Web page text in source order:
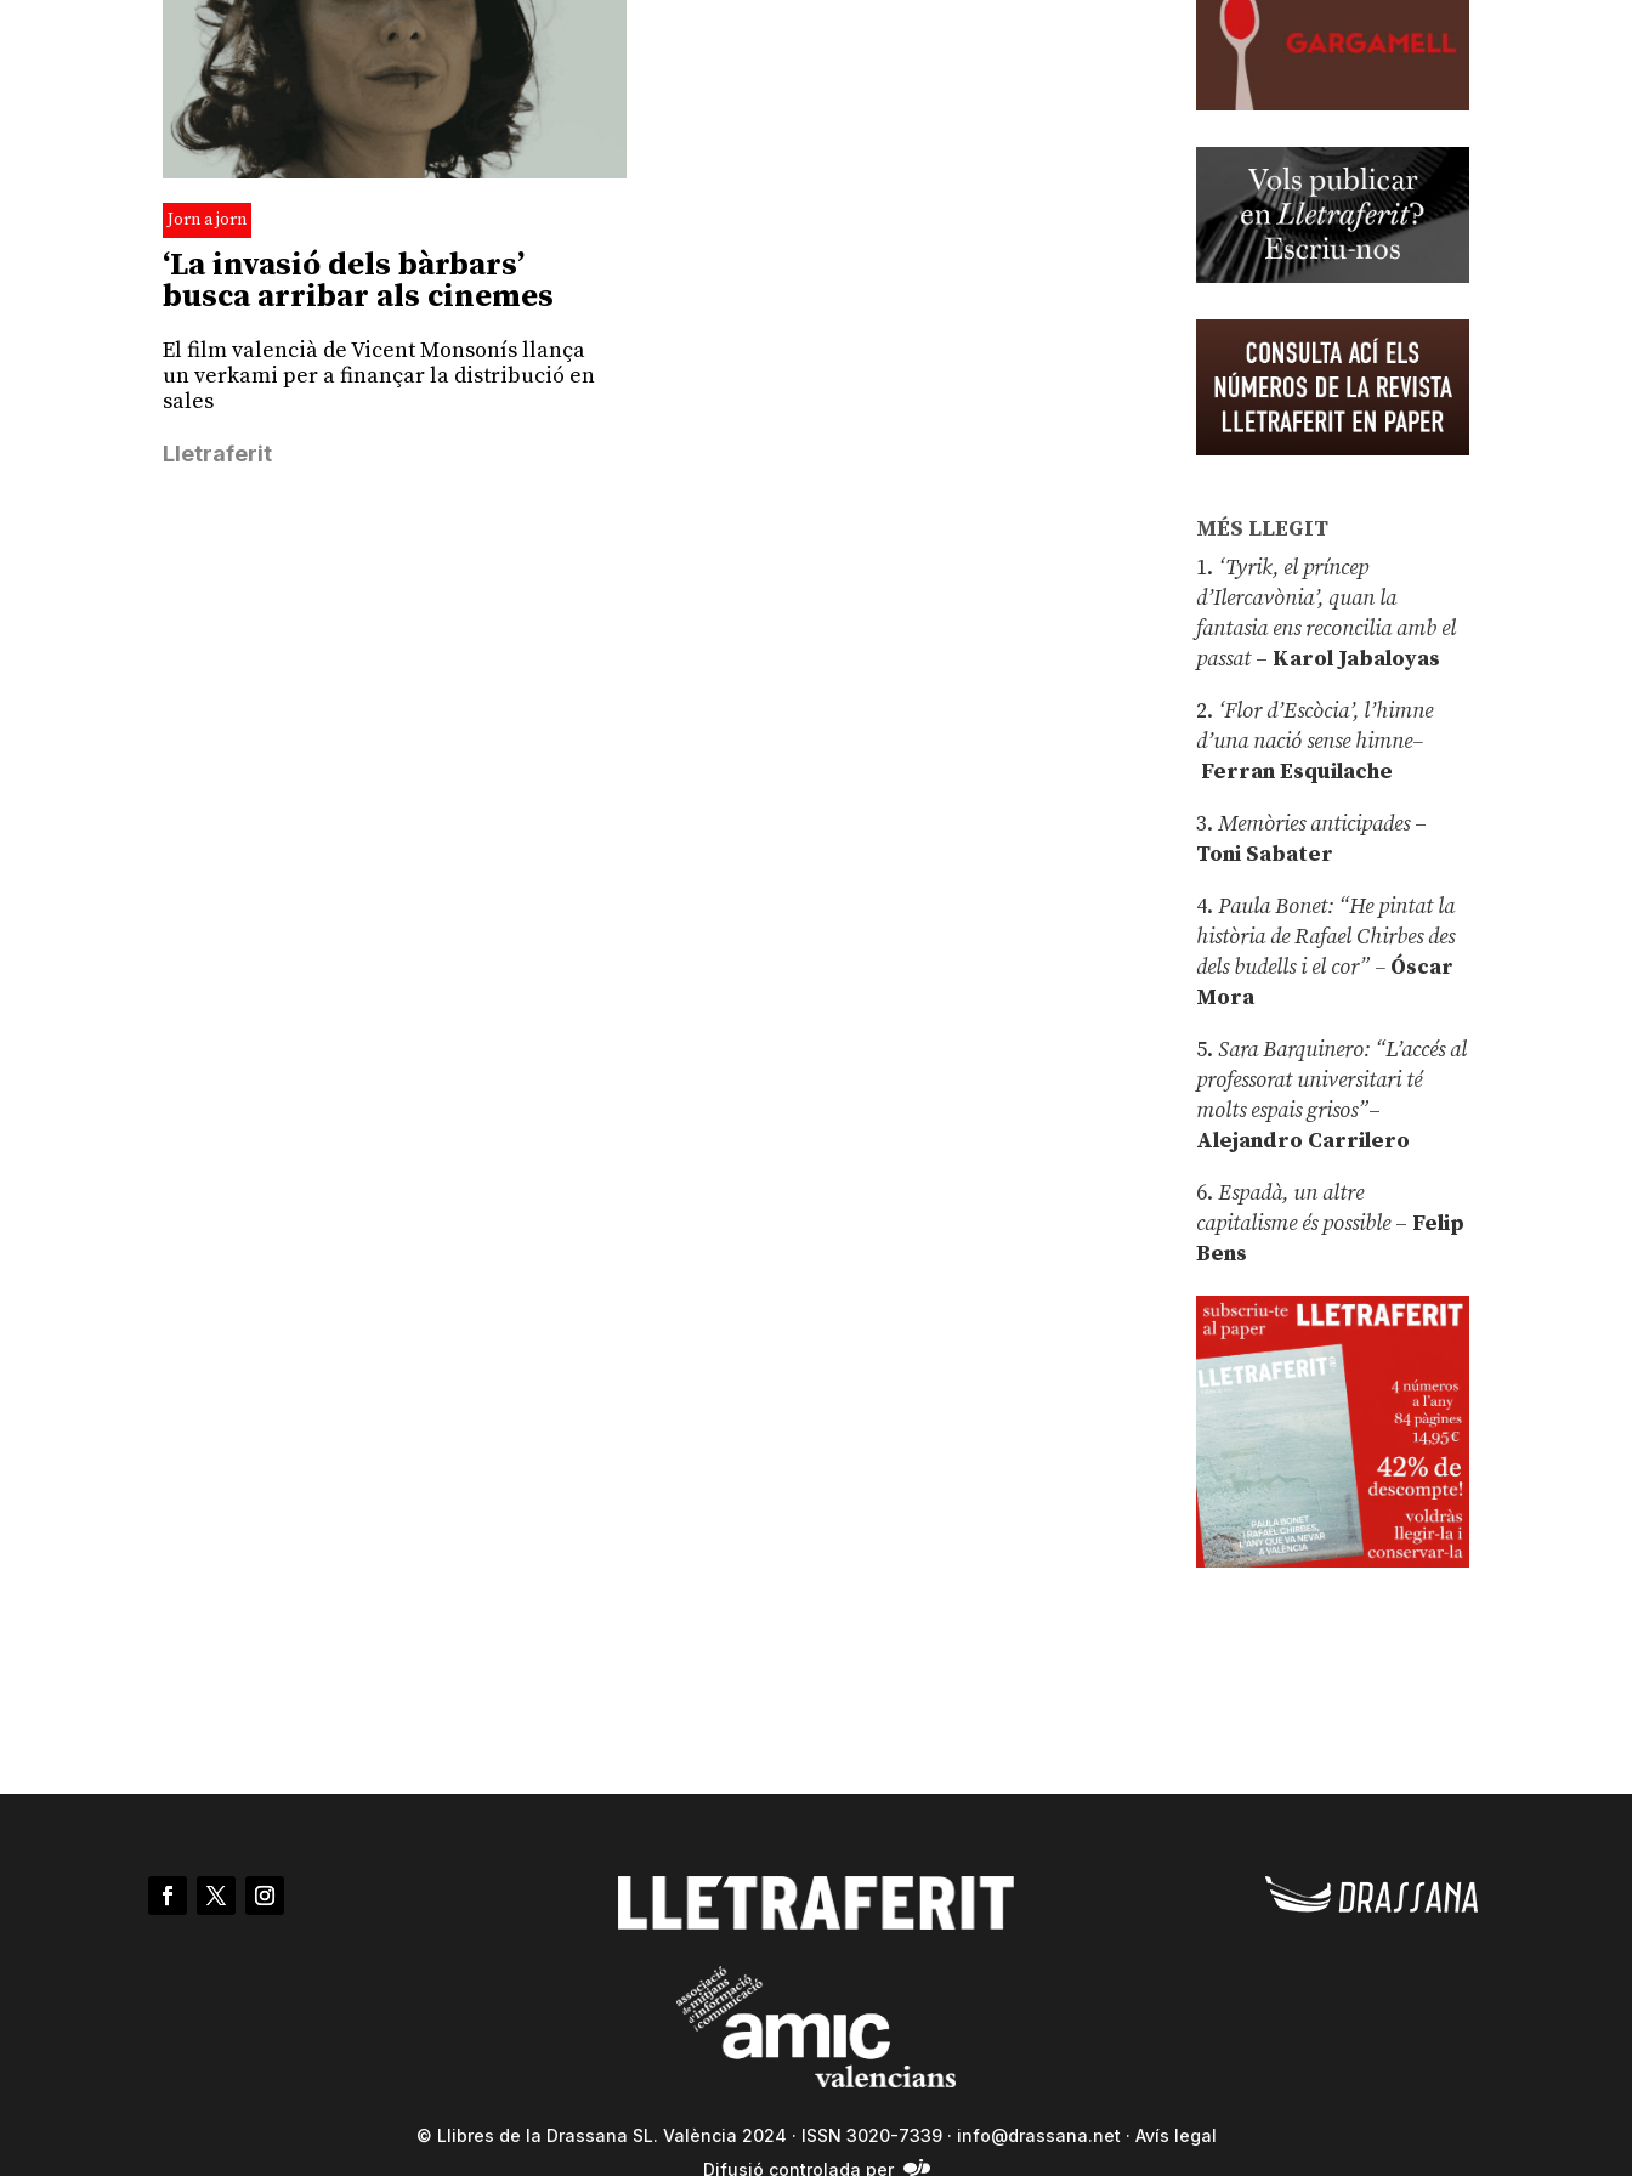
Jorn a jorn
‘La invasió dels bàrbars’
busca arribar als cinemes
El film valencià de Vicent Monsonís llança
un verkami per a finançar la distribució en
sales
Lletraferit
MÉS LLEGIT
1. ‘Tyrik, el príncep
d’Ilercavònia’, quan la
fantasia ens reconcilia amb el
passat– Karol Jabaloyas
2. ‘Flor d’Escòcia’, l’himne
d’una nació sense himne–
Ferran Esquilache
3.Memòries anticipades–
Toni Sabater
4.Paula Bonet: “He pintat la
història de Rafael Chirbes des
dels budells i el cor” – Óscar
Mora
5.Sara Barquinero: “L’accés al
professorat universitari té
molts espais grisos”–
Alejandro Carrilero
6.Espadà, un altre
capitalisme és possible – Felip
Bens
© Llibres de la Drassana SL. València 2024 · ISSN 3020-7339 · info@drassana.net · Avís legal
Difusió controlada per